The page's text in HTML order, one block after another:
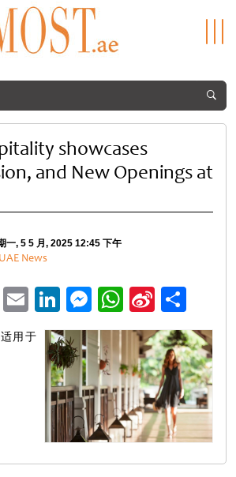
showcases
and New Openings at
一, 5 5 月, 2025 12:45 下午
UAE News
Pinterest
EmailLinkedIn
Messenger
WhatsApp
Sina
Weibo
享
用于